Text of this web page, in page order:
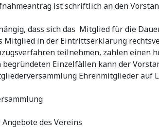
ist schriftlich an den
dass sich das Mitglied für die
in der Eintrittserklärung
teilnehmen, zahlen einen
Einzelfällen kann der
Ehrenmitglieder auf
des Vereins